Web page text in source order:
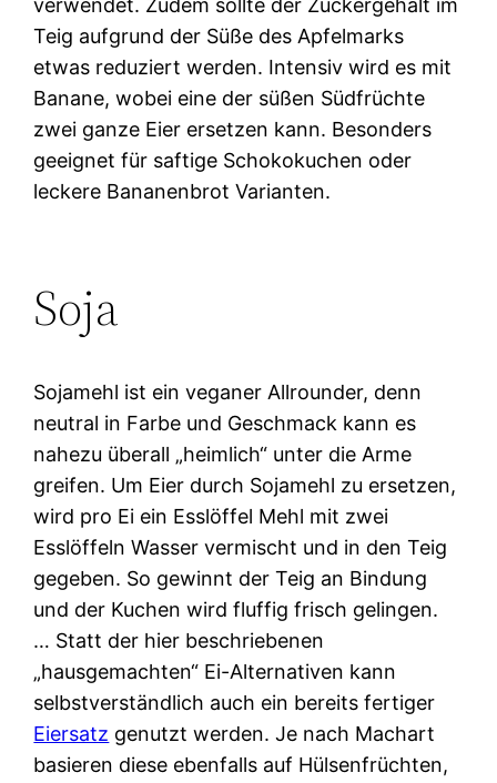
verwendet. Zudem sollte der Zuckergehalt im
Teig aufgrund der Süße des Apfelmarks
etwas reduziert werden. Intensiv wird es mit
Banane, wobei eine der süßen Südfrüchte
zwei ganze Eier ersetzen kann. Besonders
geeignet für saftige Schokokuchen oder
leckere Bananenbrot Varianten.
Soja
Sojamehl ist ein veganer Allrounder, denn
neutral in Farbe und Geschmack kann es
nahezu überall „heimlich“ unter die Arme
greifen. Um Eier durch Sojamehl zu ersetzen,
wird pro Ei ein Esslöffel Mehl mit zwei
Esslöffeln Wasser vermischt und in den Teig
gegeben. So gewinnt der Teig an Bindung
und der Kuchen wird fluffig frisch gelingen.
… Statt der hier beschriebenen
„hausgemachten“ Ei-Alternativen kann
selbstverständlich auch ein bereits fertiger
Eiersatz genutzt werden. Je nach Machart
basieren diese ebenfalls auf Hülsenfrüchten,